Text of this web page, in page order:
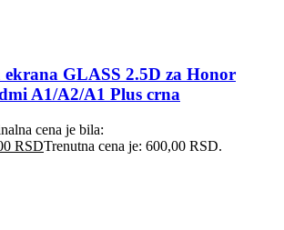
ekrana GLASS 2.5D za Honor
A1/A2/A1 Plus crna
cena je bila:
RSDTrenutna cena je: 600,00 RSD.